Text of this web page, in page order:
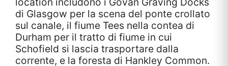
di Glasgow per la scena del ponte crollato
sul canale, il fiume Tees nella contea di
Durham per il tratto di fiume in cui
Schofield si lascia trasportare dalla
corrente, e la foresta di Hankley Common.